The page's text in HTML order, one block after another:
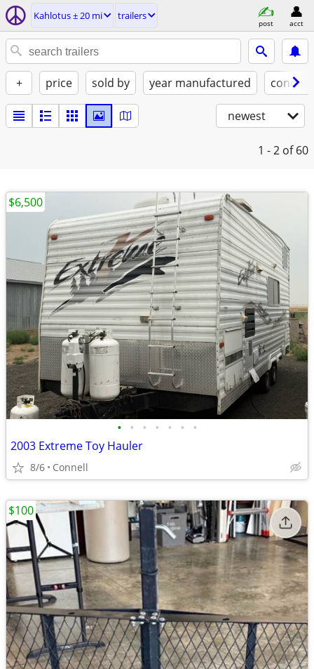
Kahlotus ± 20 mi trailers
post acct
+ price sold by year manufactured
newest
1 - 2 of 60
• • • • • • •
2003 Extreme Toy Hauler
8/6 Connell
$6,500
$100